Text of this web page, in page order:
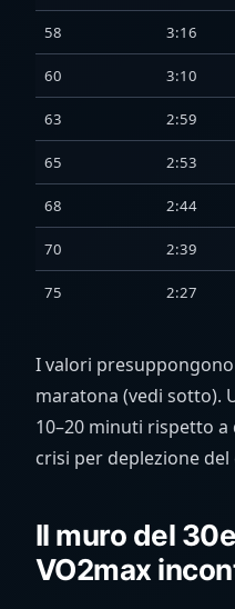
58 3:16
60 3:10
63 2:59
65 2:53
68 2:44
70 2:39
75 2:27
I valori
maratona (vedi sotto).
10–20 minuti rispetto
crisi per deplezione
Il muro del
VO2max